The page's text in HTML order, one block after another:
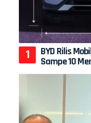
BYD Rilis
Sampe 10